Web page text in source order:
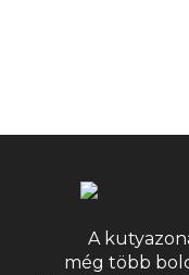
A
még több